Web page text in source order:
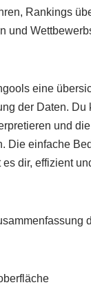
Rankings
und
eine
der Daten. Du
und
Die einfache
dir, effizient